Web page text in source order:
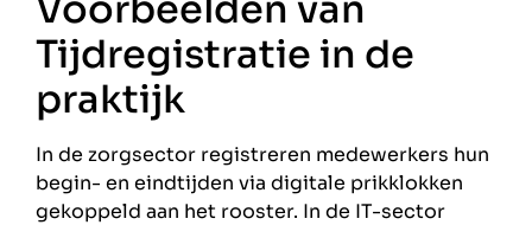
Voorbeelden van
Tijdregistratie in de
praktijk
In de zorgsector registreren medewerkers hun
begin- en eindtijden via digitale prikklokken
gekoppeld aan het rooster. In de IT-sector